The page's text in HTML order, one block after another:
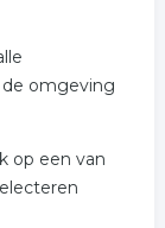
omgeving
op een van